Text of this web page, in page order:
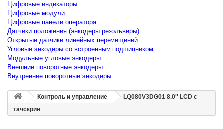
Цифровые индикаторы
Цифровые модули
Цифровые панели оператора
Датчики положения (энкодеры резольверы)
Открытые датчики линейных перемещений
Угловые энкодеры со встроенным подшипником
Модульные угловые энкодеры
Внешние поворотные энкодеры
Внутренние поворотные энкодеры
Контроль и управление
LQ080V3DG01 8.0'' LCD с
тачскрин